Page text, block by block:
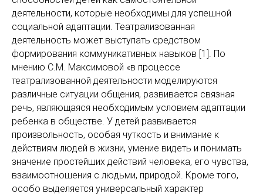
деятельности, которые необходимы для успешной
социальной адаптации. Театрализованная
деятельность может выступать средством
формирования коммуникативных навыков [1]. По
мнению С.М. Максимовой «в процессе
театрализованной деятельности моделируются
различные ситуации общения, развивается связная
речь, являющаяся необходимым условием адаптации
ребенка в обществе. У детей развивается
произвольность, особая чуткость и внимание к
действиям людей в жизни, умение видеть и понимать
значение простейших действий человека, его чувства,
взаимоотношения с людьми, природой. Кроме того,
особо выделяется универсальный характер